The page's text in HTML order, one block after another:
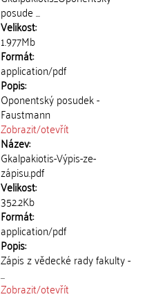
posude ...
Velikost:
1.977Mb
Formát:
application/pdf
Popis:
Oponentský posudek -
Faustmann
Zobrazit/otevřít
Název:
Gkalpakiotis-Výpis-ze-
zápisu.pdf
Velikost:
352.2Kb
Formát:
application/pdf
Popis:
Zápis z vědecké rady fakulty -
...
Zobrazit/otevřít